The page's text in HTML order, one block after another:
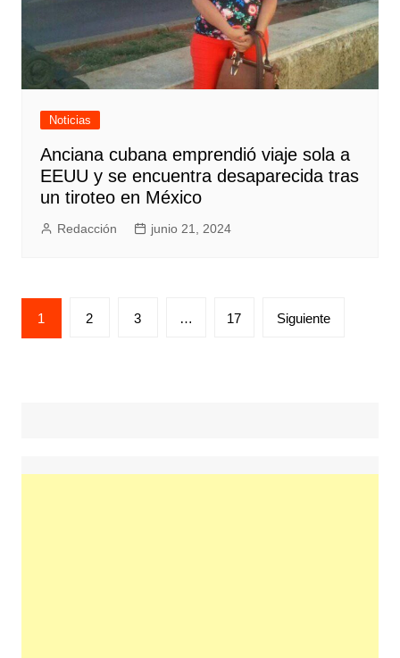
Noticias
Anciana cubana emprendió viaje sola a
EEUU y se encuentra desaparecida tras
un tiroteo en México
Redacción junio 21, 2024
Posts
pagination
1 2 3 … 17 Siguiente